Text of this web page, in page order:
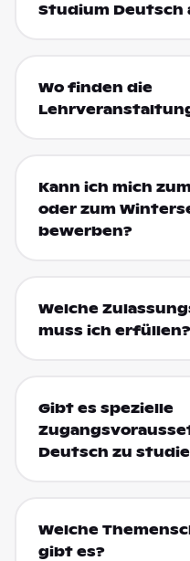
Studium Deutsch
Wo finden die
Kann ich mich
oder zum
bewerben?
Welche
muss ich erfüllen?
Gibt es spezielle
Deutsch zu
Welche
gibt es?